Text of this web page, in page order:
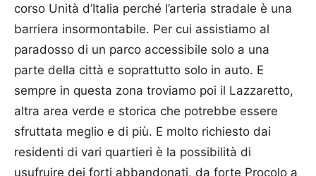
corso Unità d’Italia perché l’arteria stradale è una
barriera insormontabile. Per cui assistiamo al
paradosso di un parco accessibile solo a una
parte della città e soprattutto solo in auto. E
sempre in questa zona troviamo poi il Lazzaretto,
altra area verde e storica che potrebbe essere
sfruttata meglio e di più. E molto richiesto dai
residenti di vari quartieri è la possibilità di
usufruire dei forti abbandonati, da forte Procolo a